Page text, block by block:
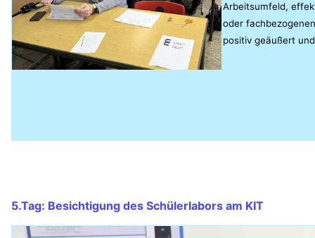
Arbeitsumfeld,
oder
positiv geäußert
5.Tag: Besichtigung des Schülerlabors am KIT